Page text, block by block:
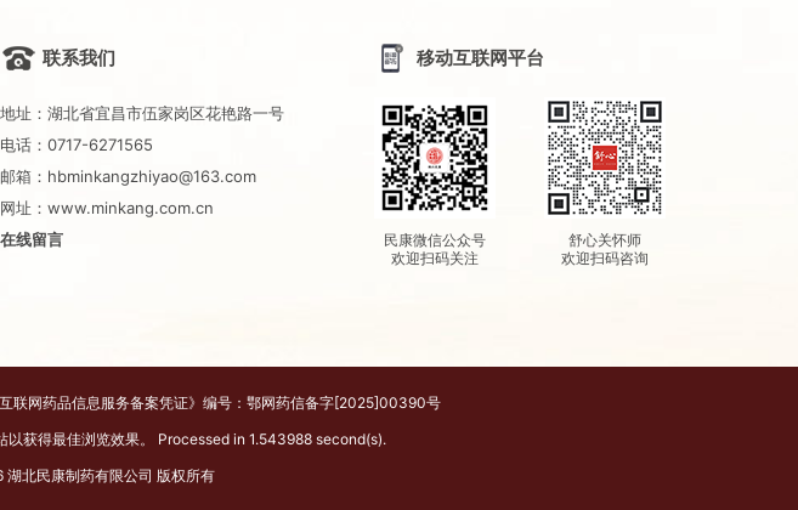
联系我们
地址：湖北省宜昌市伍家岗区花艳路一号
电话：0717-6271565
邮箱：hbminkangzhiyao@163.com
网址： www.minkang.com.cn
在线留言
移动互联网平台
民康微信公众号
欢迎扫码关注
舒心关怀师
欢迎扫码咨询
联网药品信息服务备案凭证》编号： 鄂网药信备字[2025]00390号
获得最佳浏览效果。 Processed in 1.543988 second(s).
湖北民康制药有限公司 版权所有